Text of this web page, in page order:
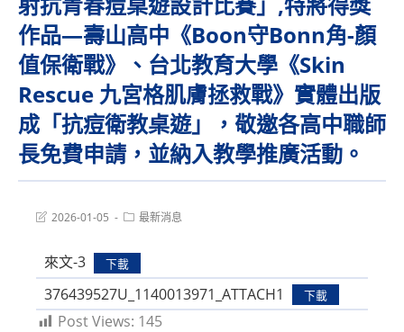
作品—壽山高中《Boon守Bonn角-顏
值保衛戰》、台北教育大學《Skin
Rescue 九宮格肌膚拯救戰》實體出版
成「抗痘衛教桌遊」，敬邀各高中職師
長免費申請，並納入教學推廣活動。
Post2026-01-05
Post最新消息
來文-3 下載
376439527U_1140013971_ATTACH1 下載
Post Views: 145